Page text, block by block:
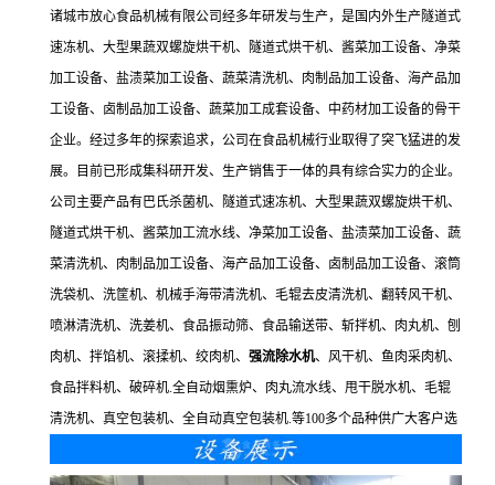
诸城市放心食品机械有限公司经多年研发与生产，是国内外生产隧道式
速冻机、大型果蔬双螺旋烘干机、隧道式烘干机、酱菜加工设备、净菜
加工设备、盐渍菜加工设备、蔬菜清洗机、肉制品加工设备、海产品加
工设备、卤制品加工设备、蔬菜加工成套设备、中药材加工设备的骨干
企业。经过多年的探索追求，公司在食品机械行业取得了突飞猛进的发
展。目前已形成集科研开发、生产销售于一体的具有综合实力的企业。
公司主要产品有巴氏杀菌机、隧道式速冻机、大型果蔬双螺旋烘干机、
隧道式烘干机、酱菜加工流水线、净菜加工设备、盐渍菜加工设备、蔬
菜清洗机、肉制品加工设备、海产品加工设备、卤制品加工设备、滚筒
洗袋机、洗筐机、机械手海带清洗机、毛辊去皮清洗机、翻转风干机、
喷淋清洗机、洗姜机、食品振动筛、食品输送带、斩拌机、肉丸机、刨
肉机、拌馅机、滚揉机、绞肉机、 强流除水机、风干机、鱼肉采肉机、
食品拌料机、破碎机.全自动烟熏炉、肉丸流水线、甩干脱水机、毛辊
清洗机、真空包装机、全自动真空包装机.等100多个品种供广大客户选